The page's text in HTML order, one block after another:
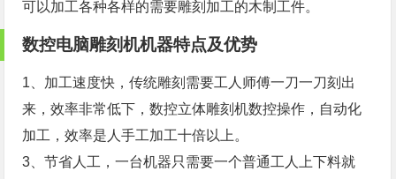
可以加工各种各样的需要雕刻加工的木制工件。
数控电脑雕刻机机器特点及优势
1、加工速度快，传统雕刻需要工人师傅一刀一刀刻出
来，效率非常低下，数控立体雕刻机数控操作，自动化
加工，效率是人手工加工十倍以上。
3、节省人工，一台机器只需要一个普通工人上下料就